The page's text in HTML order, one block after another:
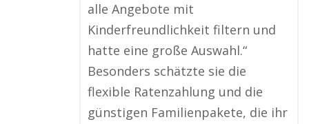
alle Angebote mit
Kinderfreundlichkeit filtern und
hatte eine große Auswahl.“
Besonders schätzte sie die
flexible Ratenzahlung und die
günstigen Familienpakete, die ihr